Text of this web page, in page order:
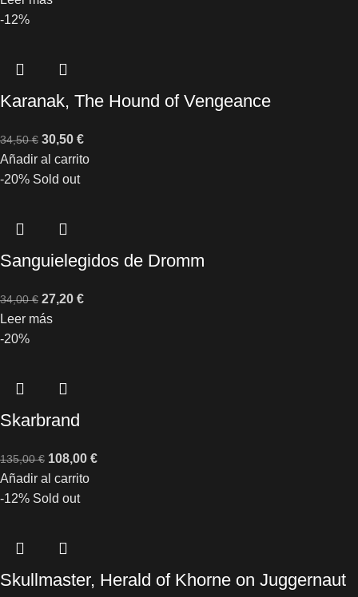
-12%
Karanak, The Hound of Vengeance
34,50€ 30,50 €
Añadir al carrito
-20% Sold out
Sanguielegidos de Dromm
34,00€ 27,20 €
Leer más
-20%
Skarbrand
135,00€ 108,00 €
Añadir al carrito
-12% Sold out
Skullmaster, Herald of Khorne on Juggernaut